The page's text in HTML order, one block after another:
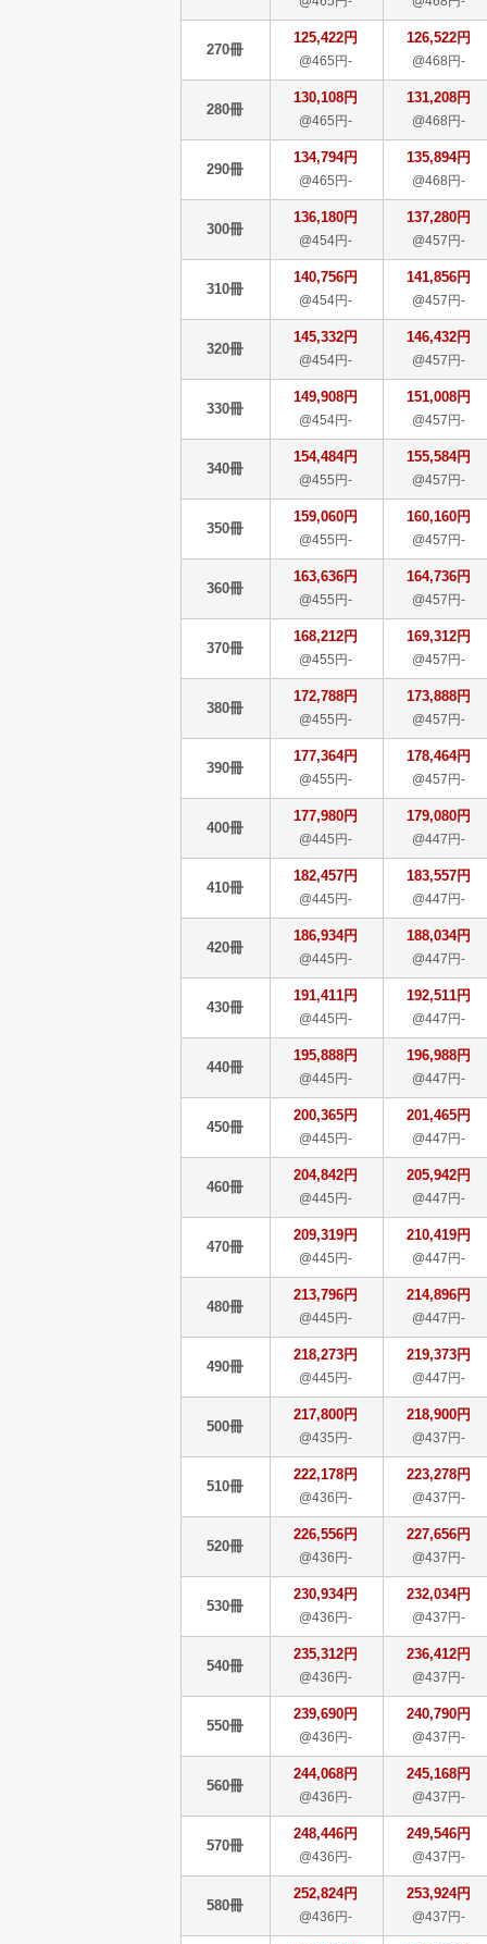
270冊
125,422円
@465円-
126,522円
@468円-
280冊
130,108円
@465円-
131,208円
@468円-
290冊
134,794円
@465円-
135,894円
@468円-
300冊
136,180円
@454円-
137,280円
@457円-
310冊
140,756円
@454円-
141,856円
@457円-
320冊
145,332円
@454円-
146,432円
@457円-
330冊
149,908円
@454円-
151,008円
@457円-
340冊
154,484円
@455円-
155,584円
@457円-
350冊
159,060円
@455円-
160,160円
@457円-
360冊
163,636円
@455円-
164,736円
@457円-
370冊
168,212円
@455円-
169,312円
@457円-
380冊
172,788円
@455円-
173,888円
@457円-
390冊
177,364円
@455円-
178,464円
@457円-
400冊
177,980円
@445円-
179,080円
@447円-
410冊
182,457円
@445円-
183,557円
@447円-
420冊
186,934円
@445円-
188,034円
@447円-
430冊
191,411円
@445円-
192,511円
@447円-
440冊
195,888円
@445円-
196,988円
@447円-
450冊
200,365円
@445円-
201,465円
@447円-
460冊
204,842円
@445円-
205,942円
@447円-
470冊
209,319円
@445円-
210,419円
@447円-
480冊
213,796円
@445円-
214,896円
@447円-
490冊
218,273円
@445円-
219,373円
@447円-
500冊
217,800円
@435円-
218,900円
@437円-
510冊
222,178円
@436円-
223,278円
@437円-
520冊
226,556円
@436円-
227,656円
@437円-
530冊
230,934円
@436円-
232,034円
@437円-
540冊
235,312円
@436円-
236,412円
@437円-
550冊
239,690円
@436円-
240,790円
@437円-
560冊
244,068円
@436円-
245,168円
@437円-
570冊
248,446円
@436円-
249,546円
@437円-
580冊
252,824円
@436円-
253,924円
@437円-